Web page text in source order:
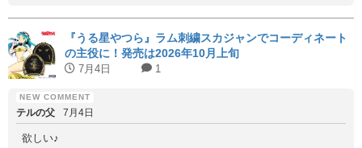
『うる星やつら』ラム刺繍スカジャンでコーディネート
の主役に！発売は2026年10月上旬
7月4日 1
テルの父 7月4日
欲しい♪